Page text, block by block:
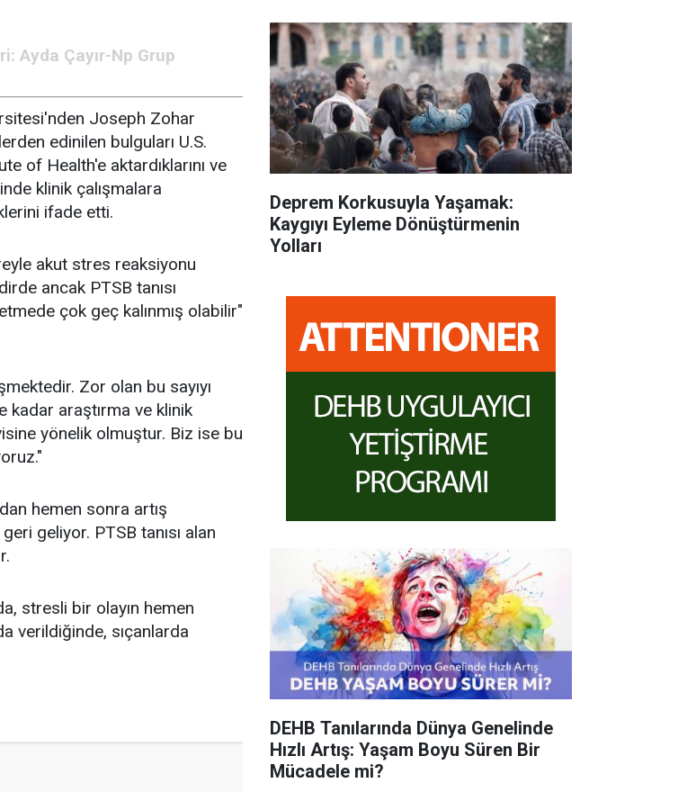
Ayda Çayır-Np Grup
Joseph Zohar
edinilen bulguları U.S.
of Health'e aktardıklarını ve
klinik çalışmalara
ifade etti.
akut stres reaksiyonu
ancak PTSB tanısı
çok geç kalınmış olabilir"
Zor olan bu sayıyı
kadar araştırma ve klinik
yönelik olmuştur. Biz ise bu
hemen sonra artış
geliyor. PTSB tanısı alan
stresli bir olayın hemen
verildiğinde, sıçanlarda
Deprem Korkusuyla Yaşamak:
Kaygıyı Eyleme Dönüştürmenin
Yolları
DEHB Tanılarında Dünya Genelinde
Hızlı Artış: Yaşam Boyu Süren Bir
Mücadele mi?